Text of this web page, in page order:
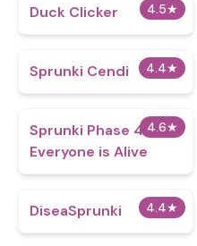
4.5★
Duck Clicker
4.4★
Sprunki Cendi
4.6★
Sprunki Phase 4
Everyone is Alive
4.4★
DiseaSprunki